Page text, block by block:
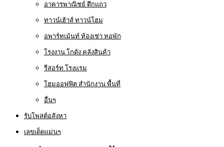
อาคารพาณิชย์ ตึกแถว
ทาวน์เฮ้าส์ ทาวน์โฮม
อพาร์ทเม้นท์ ห้องเช่า หอพัก
โรงงาน โกดัง คลังสินค้า
รีสอร์ท โรงแรม
โฮมออฟฟิต สำนักงาน พื้นที่
อื่นๆ
รับโพสต์อสังหา
เลขเด็ดแม่นๆ